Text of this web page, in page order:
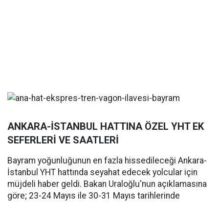
ANKARA-İSTANBUL HATTINA ÖZEL YHT EK
SEFERLERİ VE SAATLERİ
Bayram yoğunluğunun en fazla hissedileceği Ankara-
İstanbul YHT hattında seyahat edecek yolcular için
müjdeli haber geldi. Bakan Uraloğlu'nun açıklamasına
göre; 23-24 Mayıs ile 30-31 Mayıs tarihlerinde